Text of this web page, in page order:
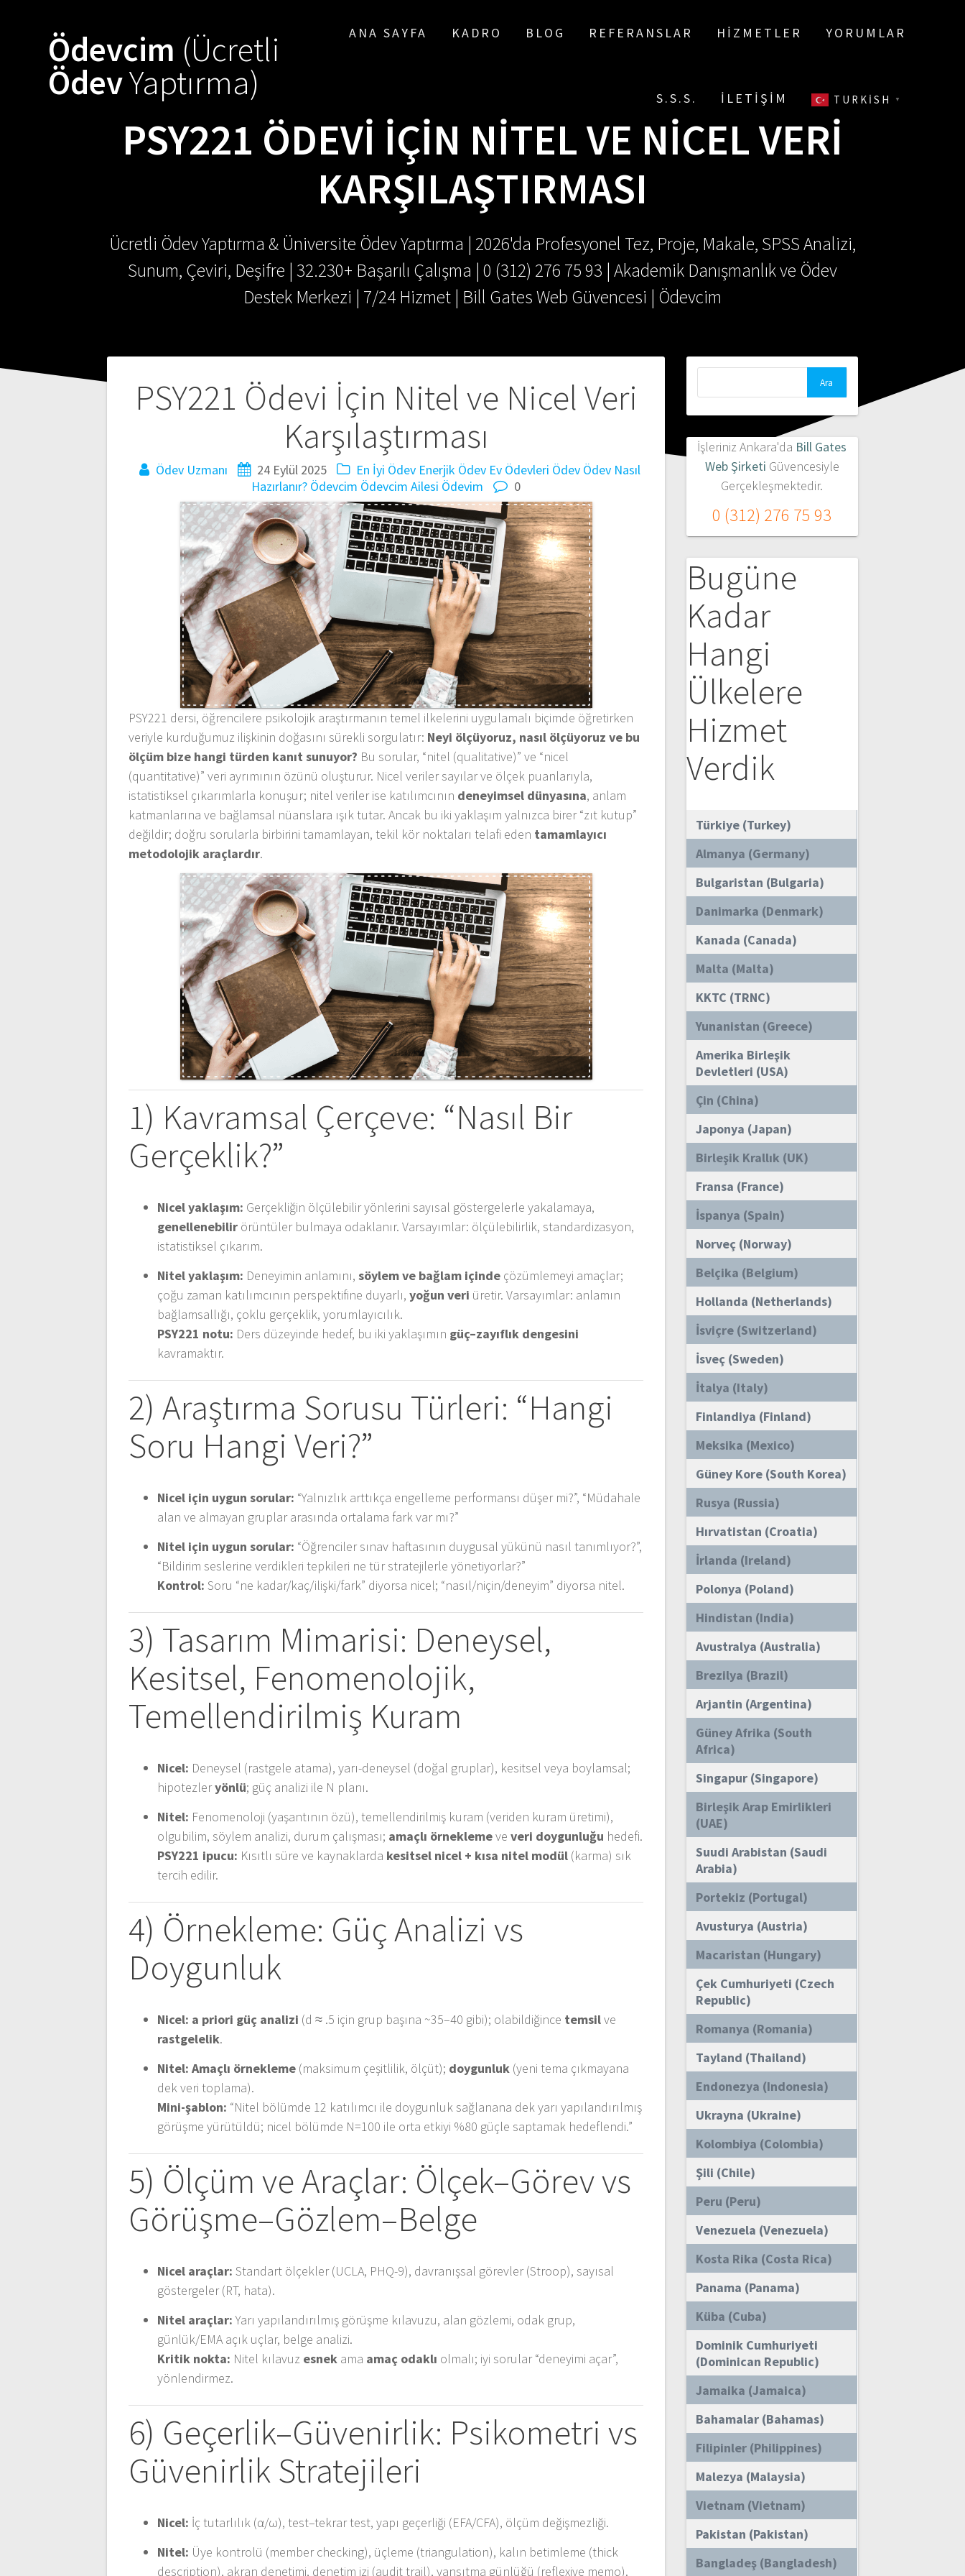
Ödevcim (Ücretli
ÖdevYaptırma)
ANA SAYFA KADRO BLOG REFERANSLAR HIZMETLER YORUMLAR
S.S.S. İLETIŞIM TURKISH ▼
PSY221 ÖDEVI İÇIN NITEL VE NICEL VERI
KARŞILAŞTIRMASI
Ücretli Ödev Yaptırma & Üniversite Ödev Yaptırma | 2026'da Profesyonel Tez, Proje, Makale, SPSS Analizi,
Sunum, Çeviri, Deşifre | 32.230+ Başarılı Çalışma | 0 (312) 276 75 93 | Akademik Danışmanlık ve Ödev
Destek Merkezi | 7/24 Hizmet | Bill Gates Web Güvencesi | Ödevcim
PSY221 Ödevi İçin Nitel ve Nicel Veri
Karşılaştırması
Ödev Uzmanı 24 Eylül 2025 En İyi Ödev Enerjik Ödev Ev Ödevleri Ödev Ödev Nasıl
Hazırlanır? Ödevcim Ödevcim Ailesi Ödevim 0
PSY221 dersi, öğrencilere psikolojik araştırmanın temel ilkelerini uygulamalı biçimde öğretirken
veriyle kurduğumuz ilişkinin doğasını sürekli sorgulatır: Neyi ölçüyoruz, nasıl ölçüyoruz ve bu
ölçüm bize hangi türden kanıt sunuyor? Bu sorular, “nitel (qualitative)” ve “nicel
(quantitative)” veri ayrımının özünü oluşturur. Nicel veriler sayılar ve ölçek puanlarıyla,
istatistiksel çıkarımlarla konuşur; nitel veriler ise katılımcının deneyimsel dünyasına, anlam
katmanlarına ve bağlamsal nüanslara ışık tutar. Ancak bu iki yaklaşım yalnızca birer “zıt kutup”
değildir; doğru sorularla birbirini tamamlayan, tekil kör noktaları telafi eden tamamlayıcı
metodolojik araçlardır.
1) Kavramsal Çerçeve: “Nasıl Bir
Gerçeklik?”
Nicel yaklaşım: Gerçekliğin ölçülebilir yönlerini sayısal göstergelerle yakalamaya,
genellenebilir örüntüler bulmaya odaklanır. Varsayımlar: ölçülebilirlik, standardizasyon,
istatistiksel çıkarım.
Nitel yaklaşım: Deneyimin anlamını,söylem ve bağlam içinde çözümlemeyi amaçlar;
çoğu zaman katılımcının perspektifine duyarlı,yoğun veri üretir. Varsayımlar: anlamın
bağlamsallığı, çoklu gerçeklik, yorumlayıcılık.
PSY221 notu: Ders düzeyinde hedef, bu iki yaklaşımın güç–zayıflık dengesini
kavramaktır.
2) Araştırma Sorusu Türleri: “Hangi
Soru Hangi Veri?”
Nicel için uygun sorular: “Yalnızlık arttıkça engelleme performansı düşer mi?”, “Müdahale
alan ve almayan gruplar arasında ortalama fark var mı?”
Nitel için uygun sorular: “Öğrenciler sınav haftasının duygusal yükünü nasıl tanımlıyor?”,
“Bildirim seslerine verdikleri tepkileri ne tür stratejilerle yönetiyorlar?”
Kontrol: Soru “ne kadar/kaç/ilişki/fark” diyorsa nicel; “nasıl/niçin/deneyim” diyorsa nitel.
3) Tasarım Mimarisi: Deneysel,
Kesitsel, Fenomenolojik,
Temellendirilmiş Kuram
Nicel: Deneysel (rastgele atama), yarı-deneysel (doğal gruplar), kesitsel veya boylamsal;
hipotezleryönlü; güç analizi ile N planı.
Nitel: Fenomenoloji (yaşantının özü), temellendirilmiş kuram (veriden kuram üretimi),
olgubilim, söylem analizi, durum çalışması; amaçlı örneklemeveveri doygunluğu hedefi.
PSY221 ipucu: Kısıtlı süre ve kaynaklarda kesitsel nicel + kısa nitel modül (karma) sık
tercih edilir.
4) Örnekleme: Güç Analizi vs
Doygunluk
Nicel: a priori güç analizi (d ≈ .5 için grup başına ~35–40 gibi); olabildiğince temsilve
rastgelelik.
Nitel: Amaçlı örnekleme (maksimum çeşitlilik, ölçüt); doygunluk (yeni tema çıkmayana
dek veri toplama).
Mini-şablon: “Nitel bölümde 12 katılımcı ile doygunluk sağlanana dek yarı yapılandırılmış
görüşme yürütüldü; nicel bölümde N=100 ile orta etkiyi %80 güçle saptamak hedeflendi.”
5) Ölçüm ve Araçlar: Ölçek–Görev vs
Görüşme–Gözlem–Belge
Nicel araçlar: Standart ölçekler (UCLA, PHQ-9), davranışsal görevler (Stroop), sayısal
göstergeler (RT, hata).
Nitel araçlar:Yarı yapılandırılmış görüşme kılavuzu, alan gözlemi, odak grup,
günlük/EMA açık uçlar, belge analizi.
Kritik nokta: Nitel kılavuz esnek ama amaç odaklı olmalı; iyi sorular “deneyimi açar”,
yönlendirmez.
6) Geçerlik–Güvenirlik: Psikometri vs
Güvenirlik Stratejileri
Nicel: İç tutarlılık (α/ω), test–tekrar test, yapı geçerliği (EFA/CFA), ölçüm değişmezliği.
Nitel: Üye kontrolü (member checking), üçleme (triangulation), kalın betimleme (thick
description), akran denetimi, denetim izi (audit trail), yansıtma günlüğü (reflexive memo).
Yazı
İşleriniz Ankara'da Bill Gates
Web Şirketi Güvencesiyle
Gerçekleşmektedir.
0 (312) 276 75 93
Bugüne
Kadar
Hangi
Ülkelere
Hizmet
Verdik
Türkiye (Turkey)
Almanya (Germany)
Bulgaristan (Bulgaria)
Danimarka (Denmark)
Kanada (Canada)
Malta (Malta)
KKTC (TRNC)
Yunanistan (Greece)
Amerika Birleşik
Devletleri (USA)
Çin (China)
Japonya (Japan)
Birleşik Krallık (UK)
Fransa (France)
İspanya (Spain)
Norveç (Norway)
Belçika (Belgium)
Hollanda (Netherlands)
İsviçre (Switzerland)
İsveç (Sweden)
İtalya (Italy)
Finlandiya (Finland)
Meksika (Mexico)
Güney Kore (South Korea)
Rusya (Russia)
Hırvatistan (Croatia)
İrlanda (Ireland)
Polonya (Poland)
Hindistan (India)
Avustralya (Australia)
Brezilya (Brazil)
Arjantin (Argentina)
Güney Afrika (South
Africa)
Singapur (Singapore)
Birleşik Arap Emirlikleri
(UAE)
Suudi Arabistan (Saudi
Arabia)
Portekiz (Portugal)
Avusturya (Austria)
Macaristan (Hungary)
Çek Cumhuriyeti (Czech
Republic)
Romanya (Romania)
Tayland (Thailand)
Endonezya (Indonesia)
Ukrayna (Ukraine)
Kolombiya (Colombia)
Şili (Chile)
Peru (Peru)
Venezuela (Venezuela)
Kosta Rika (Costa Rica)
Panama (Panama)
Küba (Cuba)
Dominik Cumhuriyeti
(Dominican Republic)
Jamaika (Jamaica)
Bahamalar (Bahamas)
Filipinler (Philippines)
Malezya (Malaysia)
Vietnam (Vietnam)
Pakistan (Pakistan)
Bangladeş (Bangladesh)